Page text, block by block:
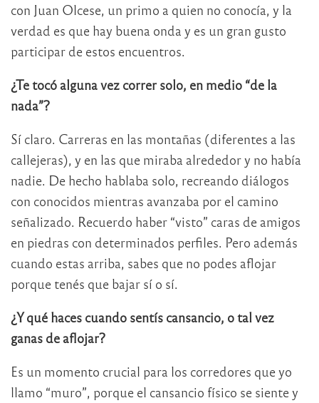
con Juan Olcese, un primo a quien no conocía, y la
verdad es que hay buena onda y es un gran gusto
participar de estos encuentros.
¿Te tocó alguna vez correr solo, en medio “de la
nada”?
Sí claro. Carreras en las montañas (diferentes a las
callejeras), y en las que miraba alrededor y no había
nadie. De hecho hablaba solo, recreando diálogos
con conocidos mientras avanzaba por el camino
señalizado. Recuerdo haber “visto” caras de amigos
en piedras con determinados perfiles. Pero además
cuando estas arriba, sabes que no podes aflojar
porque tenés que bajar sí o sí.
¿Y qué haces cuando sentís cansancio, o tal vez
ganas de aflojar?
Es un momento crucial para los corredores que yo
llamo “muro”, porque el cansancio físico se siente y